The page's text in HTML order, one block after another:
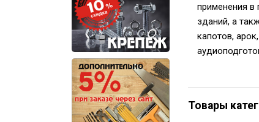
применения в
зданий, а
капотов,
Товары